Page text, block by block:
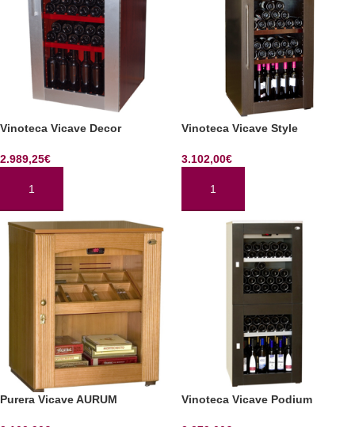
Vinoteca Vicave Decor
2.989,25€
AÑADIR AL CARRITO
Vinoteca Vicave Style
3.102,00€
AÑADIR AL CARRITO
Purera Vicave AURUM Vinoteca Vicave Podium